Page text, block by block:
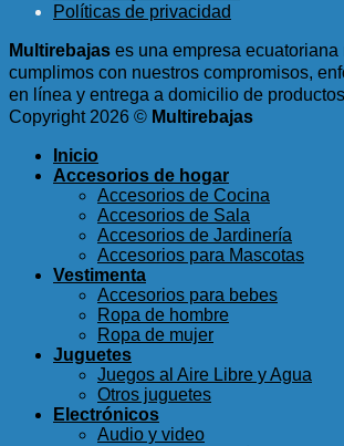
$6.75.$3.50.
Políticas de privacidad
Multirebajas es una empresa
cumplimos con nuestros compromisos,
en línea y entrega a domicilio de
Copyright 2026 © Multirebajas
Inicio
Accesorios de hogar
Accesorios de Cocina
Accesorios de Sala
Accesorios de Jardinería
Accesorios para Mascotas
Vestimenta
Accesorios para bebes
Ropa de hombre
Ropa de mujer
Juguetes
Juegos al Aire Libre y Agua
Otros juguetes
Electrónicos
Audio y video